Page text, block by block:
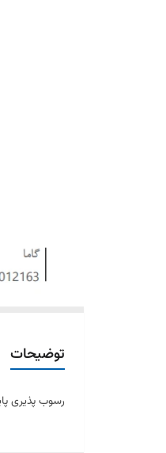
توضیحات
رسوب پذیری